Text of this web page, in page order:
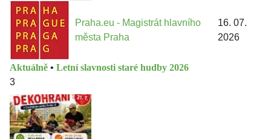
Praha.eu - Magistrát hlavního
města Praha
16. 07.
2026
Aktuálně • Letní slavnosti staré hudby 2026
3